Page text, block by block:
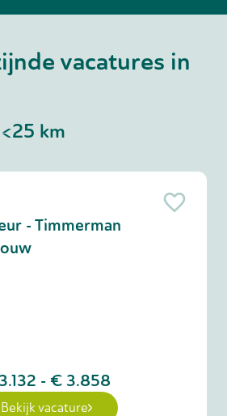
vacatures in
km
- Timmerman
- € 3.858
Bekijk vacature